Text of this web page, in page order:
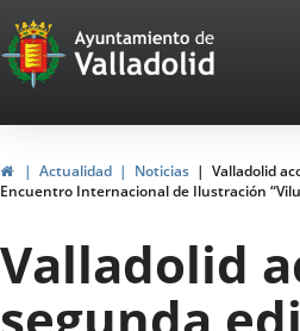
Portal
Web
del
Ayuntamiento
de
Valladolid
InicioActualidad Noticias
Valladolid
Encuentro Internacional de Ilustración
Valladolid